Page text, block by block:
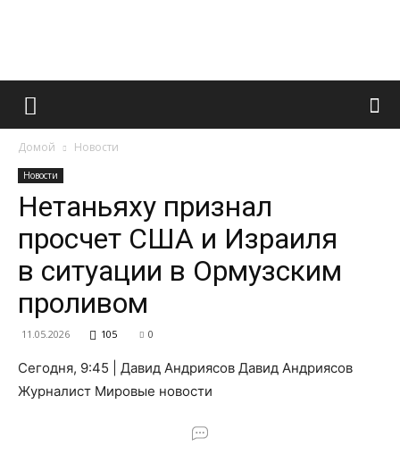
Французский
и
Домой Новости
Новости
Нетаньяху признал
просчет США и Израиля
в ситуации в Ормузским
проливом
11.05.2026 105 0
Сегодня, 9:45 | Давид Андриясов Давид Андриясов
Журналист Мировые новости